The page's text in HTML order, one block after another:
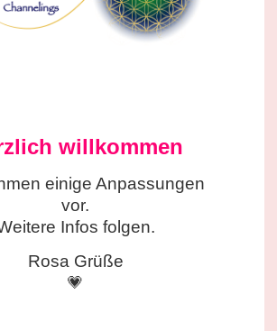
willkommen
einige Anpassungen
vor.
Infos folgen.
Rosa Grüße
💗